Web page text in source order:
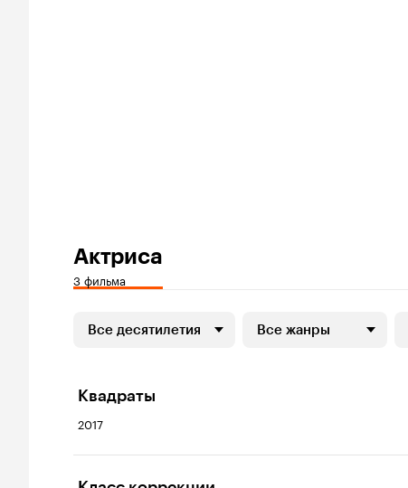
Актриса
3 фильма
Все десятилетия Все жанры
Квадраты
2017